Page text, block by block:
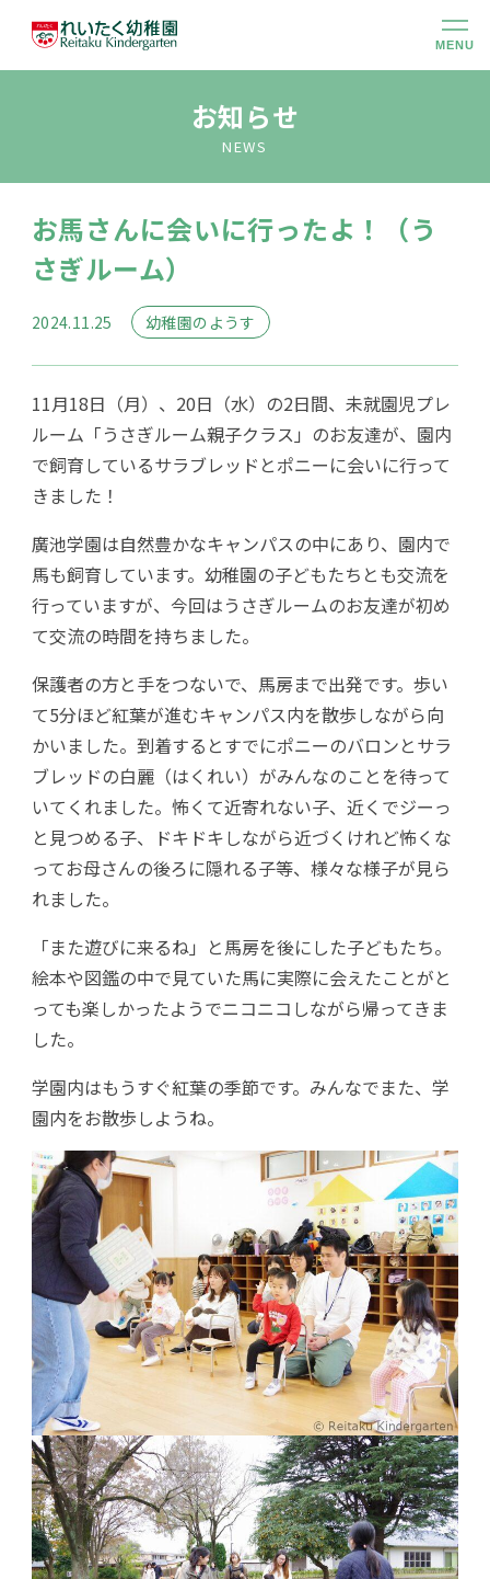
MENU
幼稚園のこと
大切にしていること
幼稚園での生活
未就園児クラス
入園のご案内
アクセス
お知らせ
NEWS
お馬さんに会いに行ったよ！（う
さぎルーム）
2024.11.25 幼稚園のようす
11月18日（月）、20日（水）の2日間、未就園児プレ
ルーム「うさぎルーム親子クラス」のお友達が、園内
で飼育しているサラブレッドとポニーに会いに行って
きました！
廣池学園は自然豊かなキャンパスの中にあり、園内で
馬も飼育しています。幼稚園の子どもたちとも交流を
行っていますが、今回はうさぎルームのお友達が初め
て交流の時間を持ちました。
保護者の方と手をつないで、馬房まで出発です。歩い
て5分ほど紅葉が進むキャンパス内を散歩しながら向
かいました。到着するとすでにポニーのバロンとサラ
ブレッドの白麗（はくれい）がみんなのことを待って
いてくれました。怖くて近寄れない子、近くでジーっ
と見つめる子、ドキドキしながら近づくけれど怖くな
ってお母さんの後ろに隠れる子等、様々な様子が見ら
れました。
「また遊びに来るね」と馬房を後にした子どもたち。
絵本や図鑑の中で見ていた馬に実際に会えたことがと
っても楽しかったようでニコニコしながら帰ってきま
した。
学園内はもうすぐ紅葉の季節です。みんなでまた、学
園内をお散歩しようね。